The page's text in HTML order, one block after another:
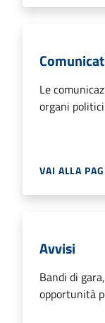
Le
organi
VAI ALLA
Avvisi
Bandi di
opportunità